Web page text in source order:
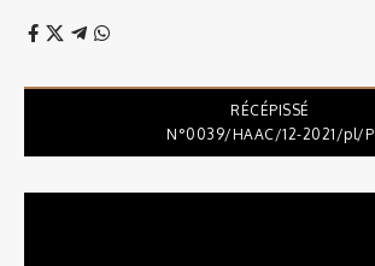
RÉCÉPISSÉ
N°0039/HAAC/12-2021/pl/P